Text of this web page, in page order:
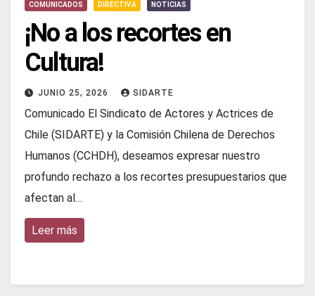
COMUNICADOS DIRECTIVA NOTICIAS
¡No a los recortes en
Cultura!
JUNIO 25, 2026 SIDARTE
Comunicado El Sindicato de Actores y Actrices de
Chile (SIDARTE) y la Comisión Chilena de Derechos
Humanos (CCHDH), deseamos expresar nuestro
profundo rechazo a los recortes presupuestarios que
afectan al…
Leer más